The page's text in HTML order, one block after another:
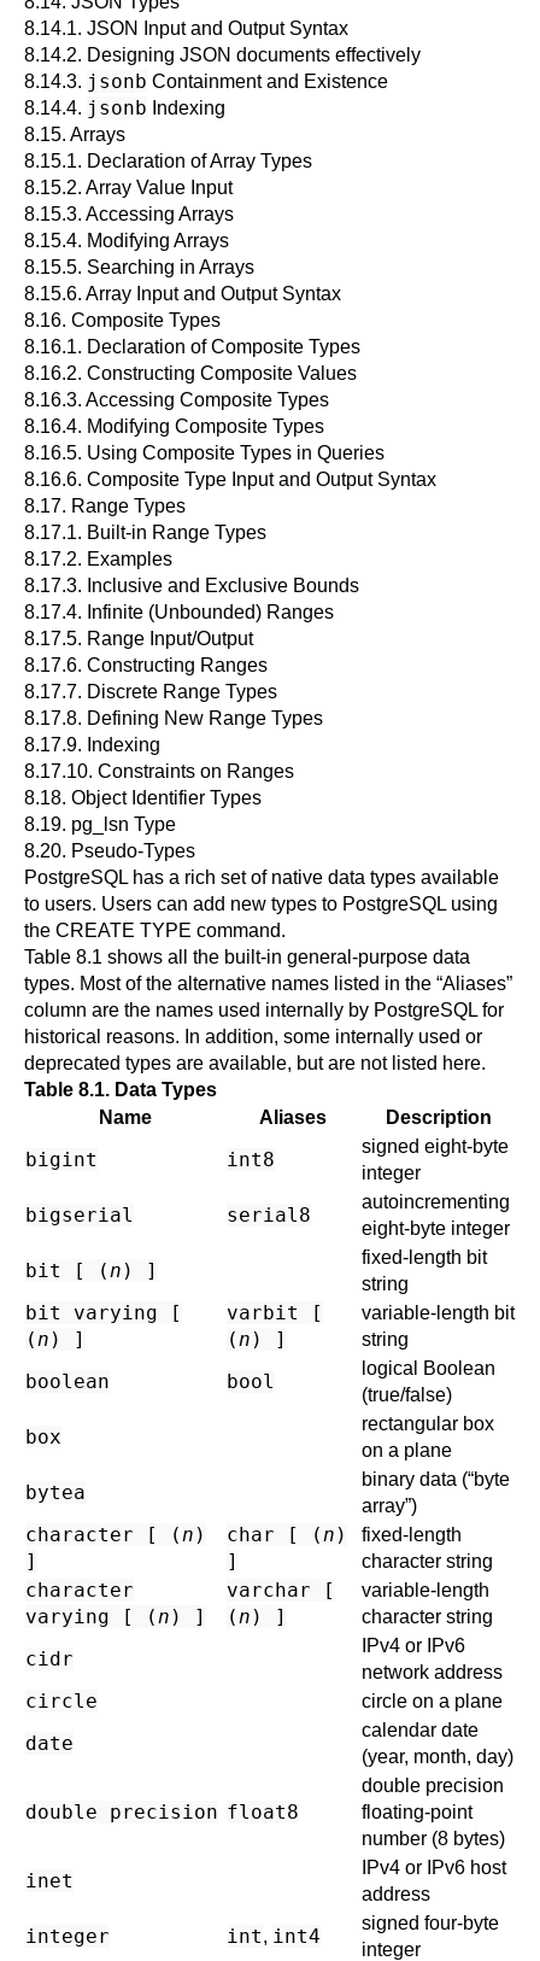
8.14.1. JSON Input and Output Syntax
8.14.2. Designing JSON documents effectively
8.14.3. jsonb Containment and Existence
8.14.4. jsonb Indexing
8.15. Arrays
8.15.1. Declaration of Array Types
8.15.2. Array Value Input
8.15.3. Accessing Arrays
8.15.4. Modifying Arrays
8.15.5. Searching in Arrays
8.15.6. Array Input and Output Syntax
8.16. Composite Types
8.16.1. Declaration of Composite Types
8.16.2. Constructing Composite Values
8.16.3. Accessing Composite Types
8.16.4. Modifying Composite Types
8.16.5. Using Composite Types in Queries
8.16.6. Composite Type Input and Output Syntax
8.17. Range Types
8.17.1. Built-in Range Types
8.17.2. Examples
8.17.3. Inclusive and Exclusive Bounds
8.17.4. Infinite (Unbounded) Ranges
8.17.5. Range Input/Output
8.17.6. Constructing Ranges
8.17.7. Discrete Range Types
8.17.8. Defining New Range Types
8.17.9. Indexing
8.17.10. Constraints on Ranges
8.18. Object Identifier Types
8.19. pg_lsn Type
8.20. Pseudo-Types
PostgreSQL has a rich set of native data types available
to users. Users can add new types to PostgreSQL using
the CREATE TYPE command.
Table 8.1 shows all the built-in general-purpose data
types. Most of the alternative names listed in the “Aliases”
column are the names used internally by PostgreSQL for
historical reasons. In addition, some internally used or
deprecated types are available, but are not listed here.
Table 8.1. Data Types
Name
Aliases Description
bigint int8
signed eight-byte
integer
bigserial serial8
autoincrementing
eight-byte integer
bit [ (n ) ]
fixed-length bit
string
bit varying [
(n ) ]
varbit [
(n ) ]
variable-length bit
string
boolean bool
logical Boolean
(true/false)
box
rectangular box
on a plane
bytea
binary data (“byte
array”)
character [ (n )
]
char [ (n )
]
fixed-length
character string
character
varying [ (n ) ]
varchar [
(n ) ]
variable-length
character string
cidr
IPv4 or IPv6
network address
circle circle on a plane
date
calendar date
(year, month, day)
double precision float8
double precision
floating-point
number (8 bytes)
inet
IPv4 or IPv6 host
address
integer int, int4
signed four-byte
integer